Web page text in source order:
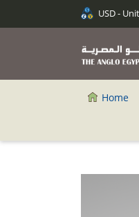
USD -
Home